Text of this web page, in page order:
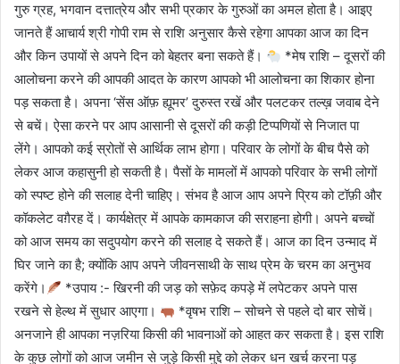
गुरु ग्रह, भगवान दत्तात्रेय और सभी प्रकार के गुरुओं का अमल होता है। आइए
जानते हैं आचार्य श्री गोपी राम से राशि अनुसार कैसे रहेगा आपका आज का दिन
और किन उपायों से अपने दिन को बेहतर बना सकते हैं।
*मेष राशि – दूसरों की
आलोचना करने की आपकी आदत के कारण आपको भी आलोचना का शिकार होना
पड़ सकता है। अपना ‘सेंस ऑफ़ ह्यूमर’ दुरुस्त रखें और पलटकर तल्ख़ जवाब देने
से बचें। ऐसा करने पर आप आसानी से दूसरों की कड़ी टिप्पणियों से निजात पा
लेंगे। आपको कई स्रोतों से आर्थिक लाभ होगा। परिवार के लोगों के बीच पैसे को
लेकर आज कहासुनी हो सकती है। पैसों के मामलों में आपको परिवार के सभी लोगों
को स्पष्ट होने की सलाह देनी चाहिए। संभव है आज आप अपने प्रिय को टॉफ़ी और
कॉकलेट वग़ैरह दें। कार्यक्षेत्र में आपके कामकाज की सराहना होगी। अपने बच्चों
को आज समय का सदुपयोग करने की सलाह दे सकते हैं। आज का दिन उन्माद में
घिर जाने का है; क्योंकि आप अपने जीवनसाथी के साथ प्रेम के चरम का अनुभव
करेंगे।
*उपाय :- खिरनी की जड़ को सफ़ेद कपड़े में लपेटकर अपने पास
रखने से हेल्थ में सुधार आएगा।
*वृषभ राशि – सोचने से पहले दो बार सोचें।
अनजाने ही आपका नज़रिया किसी की भावनाओं को आहत कर सकता है। इस राशि
के कुछ लोगों को आज जमीन से जुड़े किसी मुद्दे को लेकर धन खर्च करना पड़